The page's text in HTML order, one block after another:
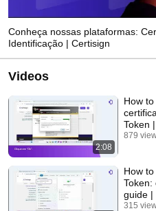
Conheça nossas plataformas:
Identificação | Certisign
Videos
2:08
How
Token
879
How
Token:
guide |
315